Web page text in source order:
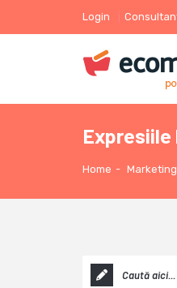
Login
Expresiile
Home -